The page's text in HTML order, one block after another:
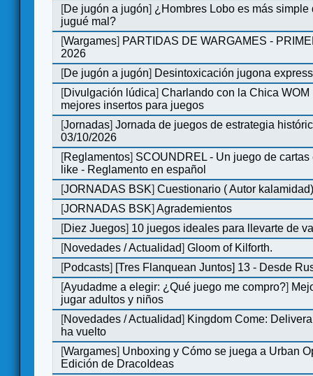
[De jugón a jugón] ¿Hombres Lobo es más simple
jugué mal?
[Wargames] PARTIDAS DE WARGAMES -
2026
[De jugón a jugón] Desintoxicación jugona express
[Divulgación lúdica]Charlando con la Chica WOM
mejores insertos para juegos
[Jornadas]Jornada de juegos de estrategia
03/10/2026
[Reglamentos] SCOUNDREL - Un juego de
like - Reglamento en español
[JORNADAS BSK]Cuestionario ( Autor
[JORNADAS BSK]Agrademientos
[Diez Juegos] 10 juegos ideales para llevarte de
[Novedades / Actualidad]Gloom of Kilforth.
[Podcasts] [Tres Flanquean Juntos] 13 - Desde
[Ayudadme a elegir: ¿Qué juego me compro?]
jugar adultos y niños
[Novedades / Actualidad] Kingdom Come:
ha vuelto
[Wargames] Unboxing y Cómo se juega a Urban
Edición de DracoIdeas